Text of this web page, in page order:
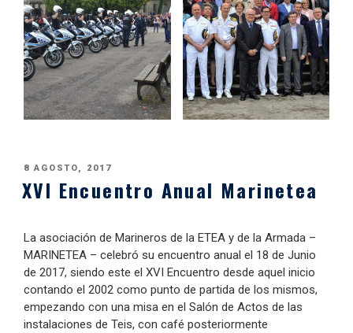
PUBLICADO
EL
8 AGOSTO, 2017
XVI Encuentro Anual Marinetea
La asociación de Marineros de la ETEA y de la Armada –
MARINETEA – celebró su encuentro anual el 18 de Junio
de 2017, siendo este el XVI Encuentro desde aquel inicio
contando el 2002 como punto de partida de los mismos,
empezando con una misa en el Salón de Actos de las
instalaciones de Teis, con café posteriormente